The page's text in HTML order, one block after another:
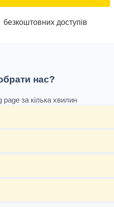
безкоштовних доступів
нас?
page за кілька хвилин